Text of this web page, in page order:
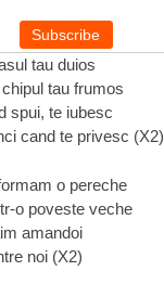
tau duios
tau frumos
spui, te iubesc
cand te privesc (X2)
o pereche
o poveste veche
amandoi
noi (X2)